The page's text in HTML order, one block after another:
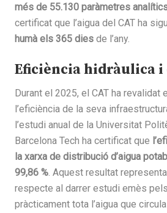
més de 55.130 paràmetres
certificat que l’aigua del CAT ha
humà els 365 dies de l’any.
Eficiència hidràulica
Durant el 2025, el CAT ha revalidat
l’eficiència de la seva
l’estudi anual de la Universitat
Barcelona Tech ha certificat que
la xarxa de distribució d’aigua
99,86 %. Aquest resultat
respecte al darrer estudi emès
pràcticament tota l’aigua que